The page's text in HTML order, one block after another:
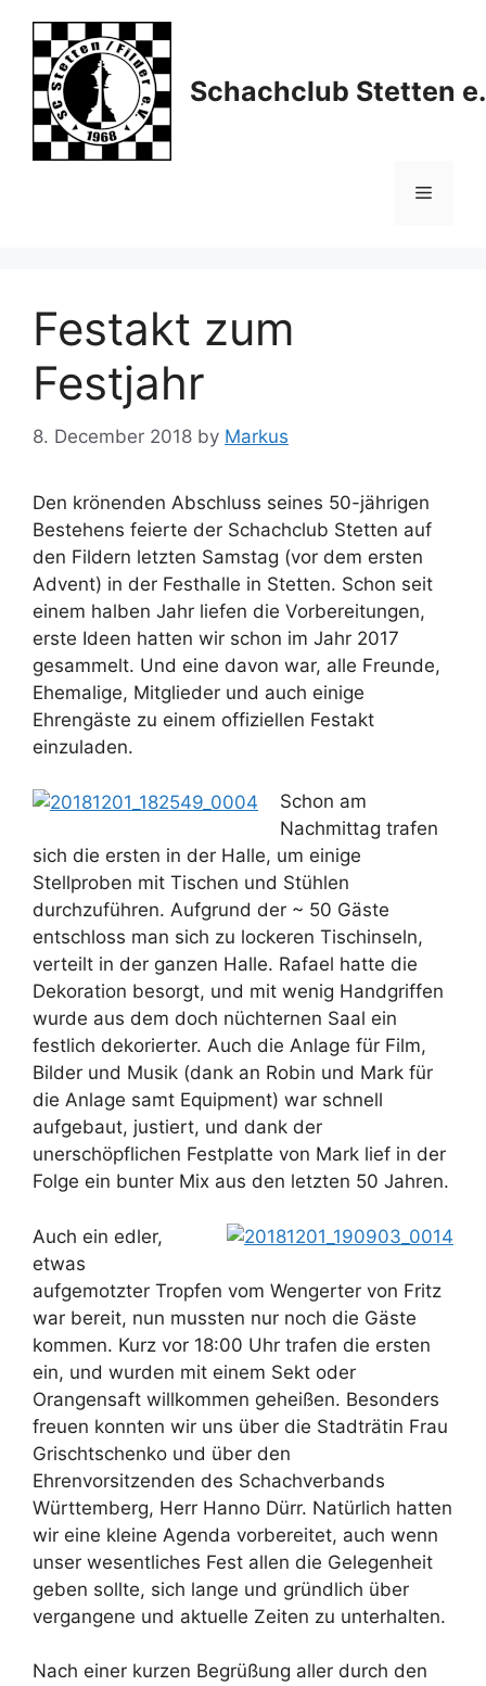
content
Schachclub Stetten
Menu
Festakt zum
Festjahr
8. December 2018 by Markus
Den krönenden Abschluss seines 50-jährigen
Bestehens feierte der Schachclub Stetten auf
den Fildern letzten Samstag (vor dem ersten
Advent) in der Festhalle in Stetten. Schon seit
einem halben Jahr liefen die Vorbereitungen,
erste Ideen hatten wir schon im Jahr 2017
gesammelt. Und eine davon war, alle Freunde,
Ehemalige, Mitglieder und auch einige
Ehrengäste zu einem offiziellen Festakt
einzuladen.
Schon am
Nachmittag trafen
sich die ersten in der Halle, um einige
Stellproben mit Tischen und Stühlen
durchzuführen. Aufgrund der ~ 50 Gäste
entschloss man sich zu lockeren Tischinseln,
verteilt in der ganzen Halle. Rafael hatte die
Dekoration besorgt, und mit wenig Handgriffen
wurde aus dem doch nüchternen Saal ein
festlich dekorierter. Auch die Anlage für Film,
Bilder und Musik (dank an Robin und Mark für
die Anlage samt Equipment) war schnell
aufgebaut, justiert, und dank der
unerschöpflichen Festplatte von Mark lief in der
Folge ein bunter Mix aus den letzten 50 Jahren.
Auch ein edler,
etwas
aufgemotzter Tropfen vom Wengerter von Fritz
war bereit, nun mussten nur noch die Gäste
kommen. Kurz vor 18:00 Uhr trafen die ersten
ein, und wurden mit einem Sekt oder
Orangensaft willkommen geheißen. Besonders
freuen konnten wir uns über die Stadträtin Frau
Grischtschenko und über den
Ehrenvorsitzenden des Schachverbands
Württemberg, Herr Hanno Dürr. Natürlich hatten
wir eine kleine Agenda vorbereitet, auch wenn
unser wesentliches Fest allen die Gelegenheit
geben sollte, sich lange und gründlich über
vergangene und aktuelle Zeiten zu unterhalten.
Nach einer kurzen Begrüßung aller durch den